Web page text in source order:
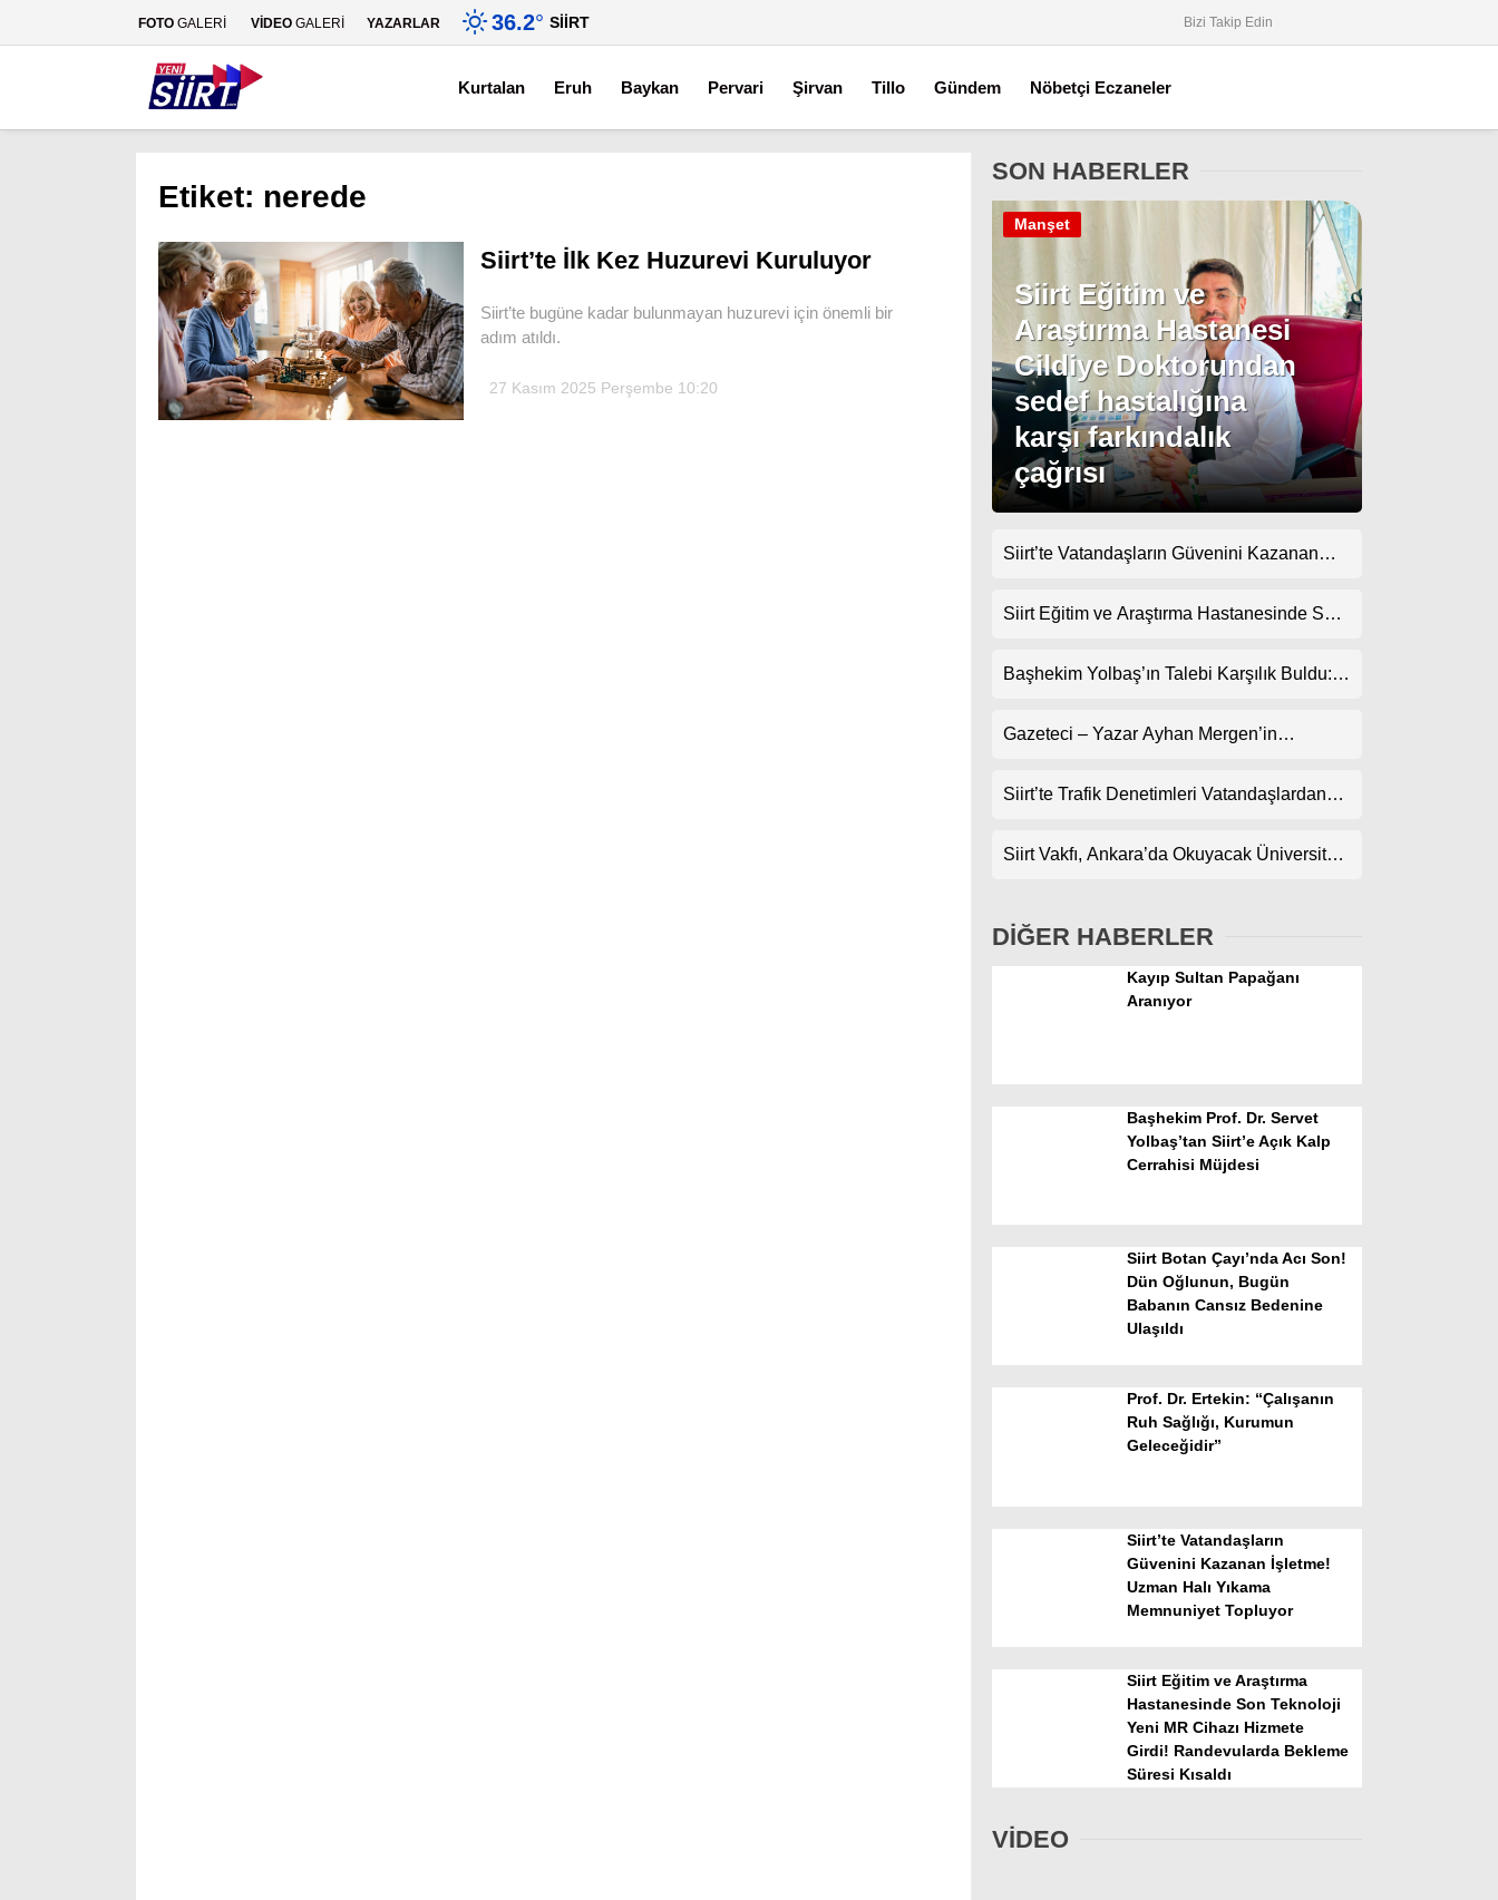
Gündem
Dünya
Spor
Facebook
FOTO GALERİ VİDEO GALERİ YAZARLAR 36.2° SIIRT Bizi Takip Edin
Kurtalan Eruh Baykan Pervari Şirvan Tillo Gündem Nöbetçi Eczaneler
Etiket: nerede
Siirt’te İlk Kez Huzurevi Kuruluyor
Siirt’te bugüne kadar bulunmayan huzurevi için önemli bir
adım atıldı.
27 Kasım 2025 Perşembe 10:20
SON HABERLER
Siirt Eğitim ve
Araştırma Hastanesi
Cildiye Doktorundan
sedef hastalığına
karşı farkındalık
çağrısı
Manşet
Siirt’te Vatandaşların Güvenini Kazanan
Topluyor
Siirt Eğitim ve Araştırma Hastanesinde Son
Randevularda Bekleme Süresi Kısaldı
Başhekim Yolbaş’ın Talebi Karşılık Buldu:
Gazeteci – Yazar Ayhan Mergen’in
Kuralları”
Siirt’te Trafik Denetimleri Vatandaşlardan
Siirt Vakfı, Ankara’da Okuyacak Üniversite
DİĞER HABERLER
Kayıp Sultan Papağanı
Aranıyor
Başhekim Prof. Dr. Servet
Yolbaş’tan Siirt’e Açık Kalp
Cerrahisi Müjdesi
Siirt Botan Çayı’nda Acı Son!
Dün Oğlunun, Bugün
Babanın Cansız Bedenine
Ulaşıldı
Prof. Dr. Ertekin: “Çalışanın
Ruh Sağlığı, Kurumun
Geleceğidir”
Siirt’te Vatandaşların
Güvenini Kazanan İşletme!
Uzman Halı Yıkama
Memnuniyet Topluyor
Siirt Eğitim ve Araştırma
Hastanesinde Son Teknoloji
Yeni MR Cihazı Hizmete
Girdi! Randevularda Bekleme
Süresi Kısaldı
VİDEO